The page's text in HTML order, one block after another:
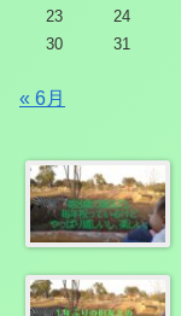
23
24
30
31
« 6月